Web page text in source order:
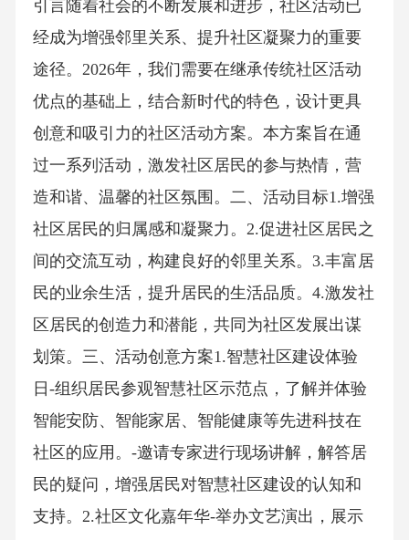
引言随着社会的不断发展和进步，社区活动已
经成为增强邻里关系、提升社区凝聚力的重要
途径。2026年，我们需要在继承传统社区活动
优点的基础上，结合新时代的特色，设计更具
创意和吸引力的社区活动方案。本方案旨在通
过一系列活动，激发社区居民的参与热情，营
造和谐、温馨的社区氛围。二、活动目标1.增强
社区居民的归属感和凝聚力。2.促进社区居民之
间的交流互动，构建良好的邻里关系。3.丰富居
民的业余生活，提升居民的生活品质。4.激发社
区居民的创造力和潜能，共同为社区发展出谋
划策。三、活动创意方案1.智慧社区建设体验
日-组织居民参观智慧社区示范点，了解并体验
智能安防、智能家居、智能健康等先进科技在
社区的应用。-邀请专家进行现场讲解，解答居
民的疑问，增强居民对智慧社区建设的认知和
支持。2.社区文化嘉年华-举办文艺演出，展示